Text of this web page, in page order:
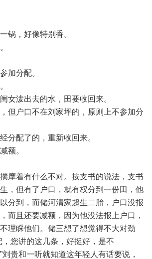
锅，好像特别香。
加分配。
女泼出去的水，田要收回来。
但户口不在刘家坪的，原则上不参加分
分配了的，重新收回来。
额。
摩着有什么不对。按支书的说法，支书
，但有了户口，就有权分到一份田，他
分到，而储河清家超生二胎，户口没报
而且还要减额，因为他没法报上户口，
理睬他们。储三想了想觉得不大对劲
，您讲的这几条，好挺好，是不
刘贵和一听就知道这年轻人有话要说，